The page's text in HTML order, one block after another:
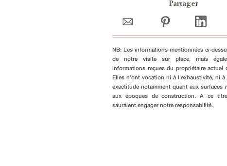
Partager
NB: Les informations mentionnées ci-
de notre visite sur place, mais
informations reçues du propriétaire actuel
Elles n’ont vocation ni à l’exhaustivité, ni
exactitude notamment quant aux surfaces
aux époques de construction. A ce
sauraient engager notre responsabilité.